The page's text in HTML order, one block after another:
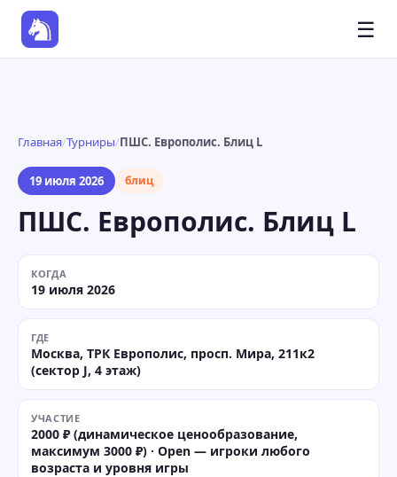
☰
Главная/Турниры/ПШС. Европолис. Блиц L
19 июля 2026 блиц
ПШС. Европолис. Блиц L
КОГДА
19 июля 2026
ГДЕ
Москва, ТРК Европолис, просп. Мира, 211к2
(сектор J, 4 этаж)
УЧАСТИЕ
2000 ₽ (динамическое ценообразование,
максимум 3000 ₽) · Open — игроки любого
возраста и уровня игры